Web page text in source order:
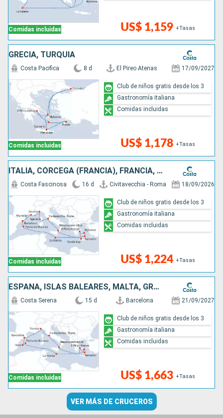
Comidas incluidas US$ 1,159 +Tasas
GRECIA, TURQUÍA
Comidas incluidas
Costa Pacifica 8 d El Pireo Atenas 17/09/2027
US$ 1,178 +Tasas
Club de niños gratis desde los 3
Gastronomía italiana
Comidas incluidas
ITALIA, CÓRCEGA (FRANCIA), FRANCIA, ESPAÑA, ISLAS BALEARES, MALTA, GRECIA
Comidas incluidas
Costa Fascinosa 16 d Civitavecchia - Roma 18/09/2026
US$ 1,224 +Tasas
Club de niños gratis desde los 3
Gastronomía italiana
Comidas incluidas
ESPAÑA, ISLAS BALEARES, MALTA, GRECIA, ITALIA
Comidas incluidas
Costa Serena 15 d Barcelona 21/09/2027
US$ 1,663 +Tasas
Club de niños gratis desde los 3
Gastronomía italiana
Comidas incluidas
VER MÁS DE CRUCEROS